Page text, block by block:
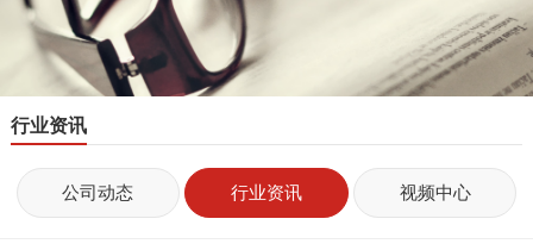
行业资讯
公司动态 行业资讯 视频中心